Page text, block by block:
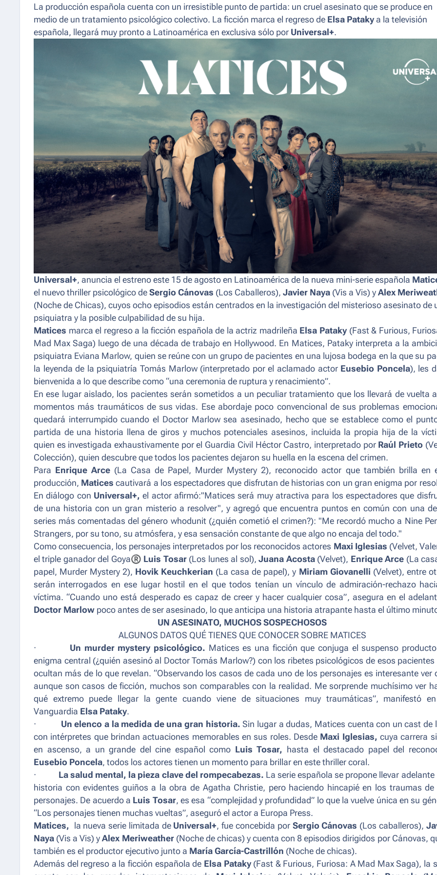
La producción española cuenta con un irresistible punto de partida: un cruel asesinato que se produce en
medio de un tratamiento psicológico colectivo. La ficción marca el regreso de Elsa Pataky a la televisión
española, llegará muy pronto a Latinoamérica en exclusiva sólo por Universal+.
Universal+, anuncia el estreno este 15 de agosto en Latinoamérica de la nueva mini-serie española
el nuevo thriller psicológico de Sergio Cánovas (Los Caballeros), Javier Naya (Vis a Vis) y Alex
(Noche de Chicas), cuyos ocho episodios están centrados en la investigación del misterioso asesinato de
psiquiatra y la posible culpabilidad de su hija.
Matices marca el regreso a la ficción española de la actriz madrileña Elsa Pataky (Fast & Furious,
Mad Max Saga) luego de una década de trabajo en Hollywood. En Matices, Pataky interpreta a la
psiquiatra Eviana Marlow, quien se reúne con un grupo de pacientes en una lujosa bodega en la que su
la leyenda de la psiquiatría Tomás Marlow (interpretado por el aclamado actor Eusebio Poncela), les
bienvenida a lo que describe como “una ceremonia de ruptura y renacimiento”.
En ese lugar aislado, los pacientes serán sometidos a un peculiar tratamiento que los llevará de vuelta
momentos más traumáticos de sus vidas. Ese abordaje poco convencional de sus problemas
quedará interrumpido cuando el Doctor Marlow sea asesinado, hecho que se establece como el
partida de una historia llena de giros y muchos potenciales asesinos, incluida la propia hija de la
quien es investigada exhaustivamente por el Guardia Civil Héctor Castro, interpretado por Raúl Prieto (
Colección), quien descubre que todos los pacientes dejaron su huella en la escena del crimen.
Para Enrique Arce (La Casa de Papel, Murder Mystery 2), reconocido actor que también brilla en
producción, Matices cautivará a los espectadores que disfrutan de historias con un gran enigma por
En diálogo con Universal+, el actor afirmó:"Matices será muy atractiva para los espectadores que
de una historia con un gran misterio a resolver", y agregó que encuentra puntos en común con una
series más comentadas del género whodunit (¿quién cometió el crimen?): "Me recordó mucho a Nine
Strangers, por su tono, su atmósfera, y esa sensación constante de que algo no encaja del todo."
Como consecuencia, los personajes interpretados por los reconocidos actores Maxi Iglesias (Velvet,
el triple ganador del Goya® Luis Tosar(Los lunes al sol ),Juana Acosta (Velvet), Enrique Arce (La
papel, Murder Mystery 2), Hovik Keuchkerian (La casa de papel), y Miriam Giovanelli (Velvet), entre
serán interrogados en ese lugar hostil en el que todos tenían un vínculo de admiración-rechazo
víctima.“Cuando uno está desperado es capaz de creer y hacer cualquier cosa”, asegura en el
Doctor Marlow poco antes de ser asesinado, lo que anticipa una historia atrapante hasta el último
UN ASESINATO, MUCHOS SOSPECHOSOS
ALGUNOS DATOS QUÉ TIENES QUE CONOCER SOBRE MATICES
·
Un murder mystery psicológico. Maticeses una ficción que conjuga el suspenso
enigma central (¿quién asesinó al Doctor Tomás Marlow?) con los ribetes psicológicos de esos pacientes
ocultan más de lo que revelan. “Observando los casos de cada uno de los personajes es interesante ver
aunque son casos de ficción, muchos son comparables con la realidad. Me sorprende muchísimo ver
qué extremo puede llegar la gente cuando viene de situaciones muy traumáticas”, manifestó
Vanguardia Elsa Pataky.
·
Un elenco a la medida de una gran historia. Sin lugar a dudas, Matices cuenta con un cast de
con intérpretes que brindan actuaciones memorables en sus roles. Desde Maxi Iglesias, cuya carrera
en ascenso, a un grande del cine español como Luis Tosar,
hasta el destacado papel del
Eusebio Poncela, todos los actores tienen un momento para brillar en este thriller coral.
·
La salud mental, la pieza clave del rompecabezas. La serie española se propone llevar adelante
historia con evidentes guiños a la obra de Agatha Christie, pero haciendo hincapié en los traumas de
personajes. De acuerdo a Luis Tosar, es esa “complejidad y profundidad” lo que la vuelve única en su
“Los personajes tienen muchas vueltas”, aseguró el actor a Europa Press.
Matices,
la nueva serie limitada de Universal+, fue concebida por Sergio Cánovas (Los caballeros),
Naya (Vis a Vis) yAlex Meriweather(Noche de chicas) y cuenta con 8 episodios dirigidos por Cánovas,
también es el productor ejecutivo junto a María García-Castrillón (Noche de chicas).
Además del regreso a la ficción española de Elsa Pataky(Fast & Furious, Furiosa: A Mad Max Saga), la